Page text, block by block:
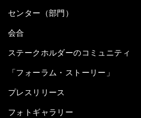
センター（部門）
会合
ステークホルダーのコミュニティ
「フォーラム・ストーリー」
プレスリリース
フォトギャラリー